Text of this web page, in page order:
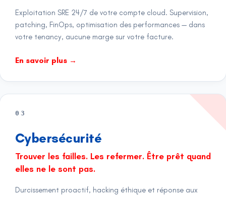
Exploitation SRE 24/7 de votre compte cloud. Supervision,
patching, FinOps, optimisation des performances — dans
votre tenancy, aucune marge sur votre facture.
En savoir plus →
03
Cybersécurité
Trouver les failles. Les refermer. Être prêt quand
elles ne le sont pas.
Durcissement proactif, hacking éthique et réponse aux